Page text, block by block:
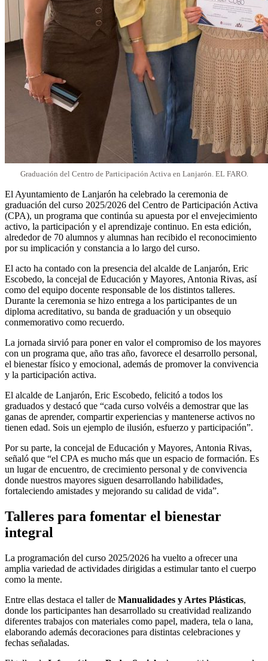
Graduación del Centro de Participación Activa en Lanjarón. EL FARO.
El Ayuntamiento de Lanjarón ha celebrado la ceremonia de
graduación del curso 2025/2026 del Centro de Participación Activa
(CPA), un programa que continúa su apuesta por el envejecimiento
activo, la participación y el aprendizaje continuo. En esta edición,
alrededor de 70 alumnos y alumnas han recibido el reconocimiento
por su implicación y constancia a lo largo del curso.
El acto ha contado con la presencia del alcalde de Lanjarón, Eric
Escobedo, la concejal de Educación y Mayores, Antonia Rivas, así
como del equipo docente responsable de los distintos talleres.
Durante la ceremonia se hizo entrega a los participantes de un
diploma acreditativo, su banda de graduación y un obsequio
conmemorativo como recuerdo.
La jornada sirvió para poner en valor el compromiso de los mayores
con un programa que, año tras año, favorece el desarrollo personal,
el bienestar físico y emocional, además de promover la convivencia
y la participación activa.
El alcalde de Lanjarón, Eric Escobedo, felicitó a todos los
graduados y destacó que “cada curso volvéis a demostrar que las
ganas de aprender, compartir experiencias y mantenerse activos no
tienen edad. Sois un ejemplo de ilusión, esfuerzo y participación”.
Por su parte, la concejal de Educación y Mayores, Antonia Rivas,
señaló que “el CPA es mucho más que un espacio de formación. Es
un lugar de encuentro, de crecimiento personal y de convivencia
donde nuestros mayores siguen desarrollando habilidades,
fortaleciendo amistades y mejorando su calidad de vida”.
Talleres para fomentar el bienestar
integral
La programación del curso 2025/2026 ha vuelto a ofrecer una
amplia variedad de actividades dirigidas a estimular tanto el cuerpo
como la mente.
Entre ellas destaca el taller de Manualidades y Artes Plásticas,
donde los participantes han desarrollado su creatividad realizando
diferentes trabajos con materiales como papel, madera, tela o lana,
elaborando además decoraciones para distintas celebraciones y
fechas señaladas.